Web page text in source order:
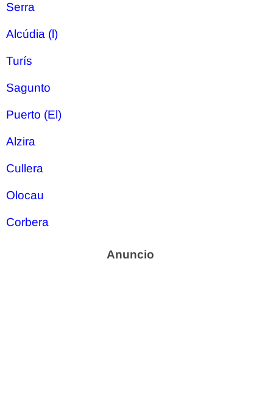
Serra
Alcúdia (l)
Turís
Sagunto
Puerto (El)
Alzira
Cullera
Olocau
Corbera